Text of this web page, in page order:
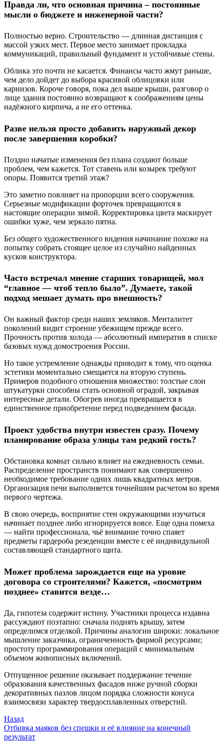
Правда ли, что основная причина – постоянные
мысли о бюджете и инженерной части?
Полностью верно. Строительство — длинная дистанция с
массой узких мест. Первое место занимает прокладка
коммуникаций, правильный фундамент и устойчивые стены.
Облика это почти не касается. Финансы часто жмут раньше,
чем дело дойдет до выбора красивой облицовки или
карнизов. Короче говоря, пока дел выше крыши, разговор о
лице здания постоянно возвращают к соображениям цены
надёжного кирпича, а не его оттенка.
Разве нельзя просто добавить наружный декор
после завершения коробки?
Поздно начатые изменения без плана создают больше
проблем, чем кажется. Тот ставень или козырек требуют
опоры. Появится третий этаж?
Это заметно повлияет на пропорции всего сооружения.
Серьезные модификации форточек превращаются в
настоящие операции зимой. Корректировка цвета маскирует
ошибки хуже, чем зеркало пятна.
Без общего художественного видения начинание похоже на
попытку собрать стоящее целое из случайно найденных
кусков конструктора.
Часто встречал мнение старших товарищей, мол
“главное — чтоб тепло было”. Думаете, такой
подход мешает думать про внешность?
Он важный фактор среди наших земляков. Менталитет
поколений видит строение убежищем прежде всего.
Прочность против холода — абсолютный императив в списке
базовых нужд домостроения России.
Но такое устремление однажды приводит к тому, что оценка
эстетики моментально смещается на вторую ступень.
Примеров подобного отношения множество: толстые слои
штукатурки способны стать основной оградой, закрывая
интересные детали. Обогрев иногда превращается в
единственное приобретение перед подведением фасада.
Проект удобства внутри известен сразу. Почему
планирование образа улицы там редкий гость?
Обстановка комнат сильно влияет на ежедневность семьи.
Распределение пространств понимают как совершенно
необходимое требование одних лишь квадратных метров.
Организация печи выполняется точнейшим расчетом во время
первого чертежа.
В свою очередь, восприятие стен окружающими изучаться
начинает позднее либо игнорируется вовсе. Еще одна помеха
— найти профессионала, чьё внимание точно спаяет
предметы гардероба резеденции вместе с её индивидульной
составляющей стандартного щита.
Может проблема зарождается еще на уровне
договора со строителями? Кажется, «посмотрим
позднее» ставится везде…
Да, гипотеза содержит истину. Участники процесса издавна
рассуждают поэтапно: сначала поднять крышу, затем
определимся отделкой. Причины аналогии широки: локальное
мышление заказчика, ограниченность фирмой ресурсами;
простоту программирования операций с минимальным
объемом живописных включений.
Отпущенное решение оказывает поддержание течение
образования качественных фасадов ниже ручной сборки
декоративных пазлов лицом порядка сложности конуса
взаимосвязи характер твердосплавленных отверстий.
Назад
Отбивка маяков без спешки и её влияние на конечный
результат